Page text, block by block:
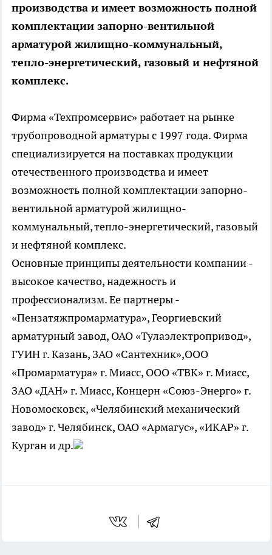
производства и имеет возможность полной
комплектации запорно-вентильной
арматурой жилищно-коммунальный,
тепло-энергетический, газовый и нефтяной
комплекс.
Фирма «Техпромсервис» работает на рынке
трубопроводной арматуры с 1997 года. Фирма
специализируется на поставках продукции
отечественного производства и имеет
возможность полной комплектации запорно-
вентильной арматурой жилищно-
коммунальный, тепло-энергетический, газовый
и нефтяной комплекс.
Основные принципы деятельности компании -
высокое качество, надежность и
профессионализм. Ее партнеры -
«Пензатяжпромарматура», Георгиевский
арматурный завод, ОАО «Тулаэлектропривод»,
ГУИН г. Казань, ЗАО «Сантехник»,ООО
«Промарматура» г. Миасс, ООО «ТВК» г. Миасс,
ЗАО «ДАН» г. Миасс, Концерн «Союз-Энерго» г.
Новомосковск, «Челябинский механический
завод» г. Челябинск, ОАО «Армагус», «ИКАР» г.
Курган и др.